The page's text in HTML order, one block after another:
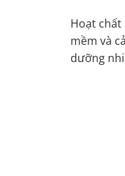
Hoạt chất
mềm và
dưỡng